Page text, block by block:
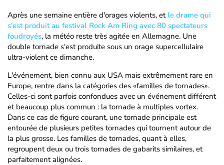
Après une semaine entière d'orages violents, et le drame qui
s'est produit au festival Rock Am Ring avec 80 spectateurs
foudroyés, la météo reste très agitée en Allemagne. Une
double tornade s'est produite sous un orage supercellulaire
ultra-violent ce dimanche.
L'événement, bien connu aux USA mais extrêmement rare en
Europe, rentre dans la catégories des «familles de tornades».
Celles-ci sont parfois confondues avec un événement différent
et beaucoup plus commun : la tornade à multiples vortex.
Dans ce cas de figure courant, une tornade principale est
entourée de plusieurs petites tornades qui tournent autour de
la plus grosse. Les familles de tornades, quant à elles,
regroupent deux ou trois tornades de gabarits similaires, et
parfaitement alignées.